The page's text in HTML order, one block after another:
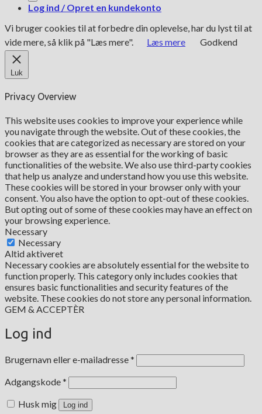
Log ind / Opret en kundekonto
Vi bruger cookies til at forbedre din oplevelse, har du lyst til at
vide mere, så klik på "Læs mere".
Læs mere Godkend
Luk
Privacy Overview
This website uses cookies to improve your experience while
you navigate through the website. Out of these cookies, the
cookies that are categorized as necessary are stored on your
browser as they are as essential for the working of basic
functionalities of the website. We also use third-party cookies
that help us analyze and understand how you use this website.
These cookies will be stored in your browser only with your
consent. You also have the option to opt-out of these cookies.
But opting out of some of these cookies may have an effect on
your browsing experience.
Necessary
Necessary
Altid aktiveret
Necessary cookies are absolutely essential for the website to
function properly. This category only includes cookies that
ensures basic functionalities and security features of the
website. These cookies do not store any personal information.
GEM & ACCEPTÈR
Log ind
Brugernavn eller e-mailadresse*
Adgangskode*
Husk mig Log ind